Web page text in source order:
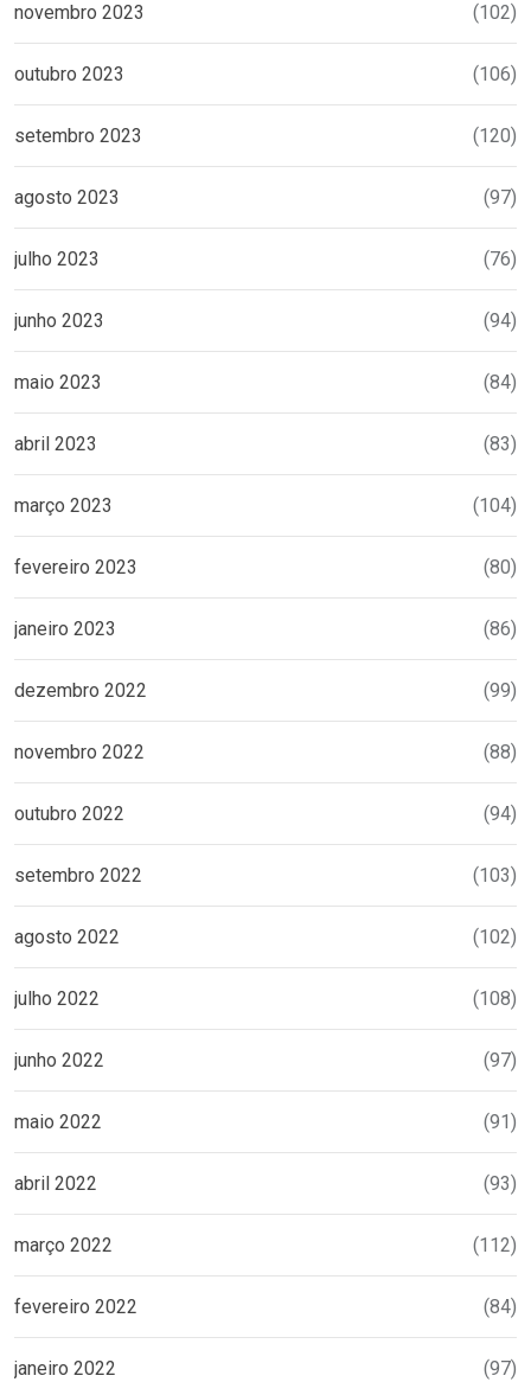
novembro 2023 (102)
outubro 2023 (106)
setembro 2023 (120)
agosto 2023 (97)
julho 2023 (76)
junho 2023 (94)
maio 2023 (84)
abril 2023 (83)
março 2023 (104)
fevereiro 2023 (80)
janeiro 2023 (86)
dezembro 2022 (99)
novembro 2022 (88)
outubro 2022 (94)
setembro 2022 (103)
agosto 2022 (102)
julho 2022 (108)
junho 2022 (97)
maio 2022 (91)
abril 2022 (93)
março 2022 (112)
fevereiro 2022 (84)
janeiro 2022 (97)